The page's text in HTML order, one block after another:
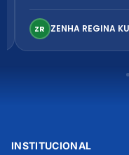
confortável. Perfeito!
ZR ZENHA REGINA
INSTITUCIONAL